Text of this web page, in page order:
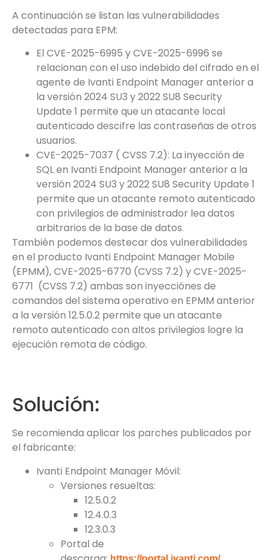
A continuación se listan las vulnerabilidades
detectadas para EPM:
El CVE-2025-6995 y CVE-2025-6996 se
relacionan con el uso indebido del cifrado en el
agente de Ivanti Endpoint Manager anterior a
la versión 2024 SU3 y 2022 SU8 Security
Update 1 permite que un atacante local
autenticado descifre las contraseñas de otros
usuarios.
CVE-2025-7037 ( CVSS 7.2): La inyección de
SQL en Ivanti Endpoint Manager anterior a la
versión 2024 SU3 y 2022 SU8 Security Update 1
permite que un atacante remoto autenticado
con privilegios de administrador lea datos
arbitrarios de la base de datos.
También podemos destecar dos vulnerabilidades
en el producto Ivanti Endpoint Manager Mobile
(EPMM), CVE-2025-6770 (CVSS 7.2) y CVE-2025-
6771 (CVSS 7.2) ambas son inyecciónes de
comandos del sistema operativo en EPMM anterior
a la versión 12.5.0.2 permite que un atacante
remoto autenticado con altos privilegios logre la
ejecución remota de código.
Solución:
Se recomienda aplicar los parches publicados por
el fabricante:
Ivanti Endpoint Manager Móvil:
Versiones resueltas:
12.5.0.2
12.4.0.3
12.3.0.3
Portal de